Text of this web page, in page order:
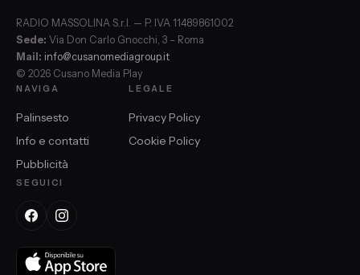
RADIO MASSOLINA S.r.l. — P. IVA 11489861002
Sede: Via Don Carlo Gnocchi, 3 – Roma
Mail: info@cusanomediagroup.it
© 2026 Cusano Media Play
NAVIGA
Palinsesto
Info e contatti
Pubblicità
LEGALE
Privacy Policy
Cookie Policy
SEGUICI